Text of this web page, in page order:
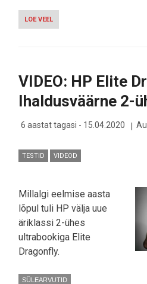
LOE VEEL
VIDEO:
PEALE
KUI
DISTANTSI
VIDEO: HP Elite
Ihaldusväärne 2-
6 aastat tagasi - 15.04.2020
TESTID VIDEOD
Millalgi eelmise aasta
lõpul tuli HP välja uue
äriklassi 2-ühes
ultrabookiga Elite
Dragonfly.
SÜLEARVUTID